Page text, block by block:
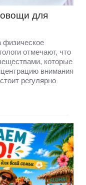
для
физическое
отмечают, что
которые
внимания
регулярно